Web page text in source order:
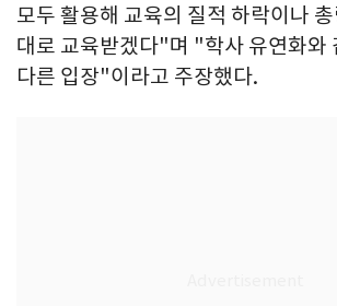
모두 활용해 교육의 질적 하락이나 총
대로 교육받겠다"며 "학사 유연화와
다른 입장"이라고 주장했다.